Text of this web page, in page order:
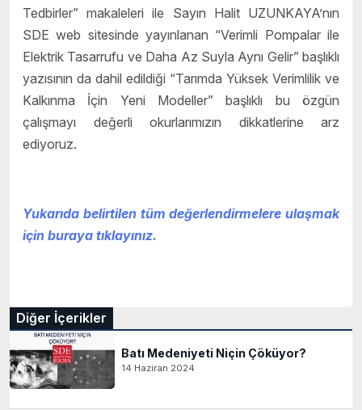
Tedbirler” makaleleri ile Sayın Halit UZUNKAYA’nın
SDE web sitesinde yayınlanan “Verimli Pompalar ile
Elektrik Tasarrufu ve Daha Az Suyla Aynı Gelir” başlıklı
yazısının da dahil edildiği “Tarımda Yüksek Verimlilik ve
Kalkınma İçin Yeni Modeller” başlıklı bu özgün
çalışmayı değerli okurlarımızın dikkatlerine arz
ediyoruz.
Yukarıda belirtilen tüm değerlendirmelere ulaşmak
için buraya tıklayınız.
Diğer İçerikler
Batı Medeniyeti Niçin Çöküyor?
14 Haziran 2024